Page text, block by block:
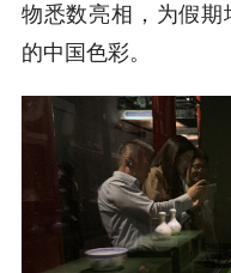
物悉数亮相，为假期
的中国色彩。